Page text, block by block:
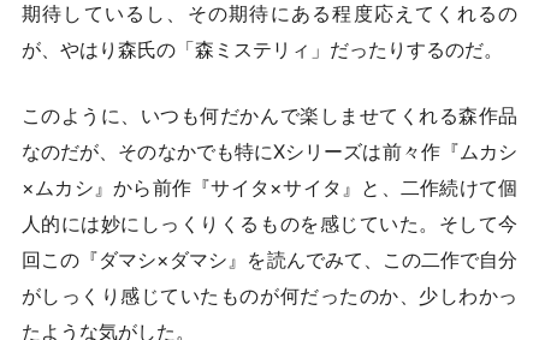
期待しているし、その期待にある程度応えてくれるの
が、やはり森氏の「森ミステリィ」だったりするのだ。
このように、いつも何だかんで楽しませてくれる森作品
なのだが、そのなかでも特にXシリーズは前々作『ムカシ
×ムカシ』から前作『サイタ×サイタ』と、二作続けて個
人的には妙にしっくりくるものを感じていた。そして今
回この『ダマシ×ダマシ』を読んでみて、この二作で自分
がしっくり感じていたものが何だったのか、少しわかっ
たような気がした。